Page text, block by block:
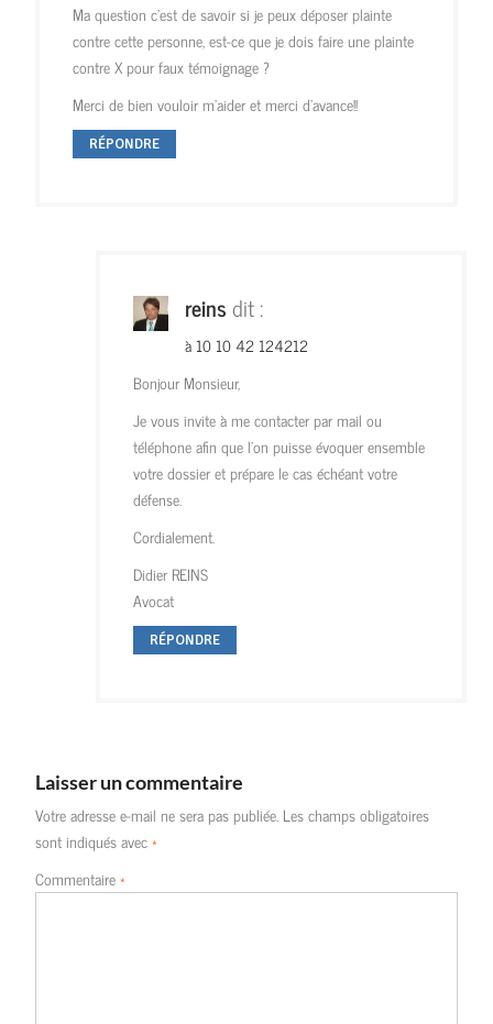
Ma question c’est de savoir si je peux déposer plainte
contre cette personne, est-ce que je dois faire une plainte
contre X pour faux témoignage ?
Merci de bien vouloir m’aider et merci d’avance!!
RÉPONDRE
reinsdit :
à 10 10 42 124212
Bonjour Monsieur,
Je vous invite à me contacter par mail ou
téléphone afin que l’on puisse évoquer ensemble
votre dossier et prépare le cas échéant votre
défense.
Cordialement.
Didier REINS
Avocat
RÉPONDRE
Laisser un commentaire
Votre adresse e-mail ne sera pas publiée. Les champs obligatoires
sont indiqués avec*
Commentaire*